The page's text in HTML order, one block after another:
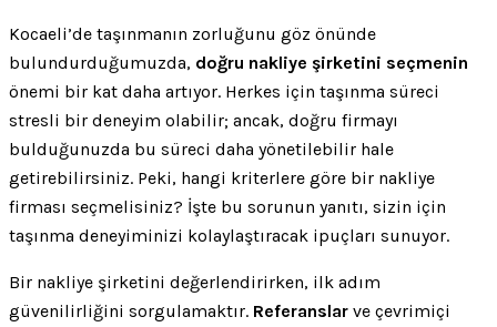
Kocaeli’de taşınmanın zorluğunu göz önünde
bulundurduğumuzda, doğru nakliye şirketini seçmenin
önemi bir kat daha artıyor. Herkes için taşınma süreci
stresli bir deneyim olabilir; ancak, doğru firmayı
bulduğunuzda bu süreci daha yönetilebilir hale
getirebilirsiniz. Peki, hangi kriterlere göre bir nakliye
firması seçmelisiniz? İşte bu sorunun yanıtı, sizin için
taşınma deneyiminizi kolaylaştıracak ipuçları sunuyor.
Bir nakliye şirketini değerlendirirken, ilk adım
güvenilirliğini sorgulamaktır. Referanslar ve çevrimiçi